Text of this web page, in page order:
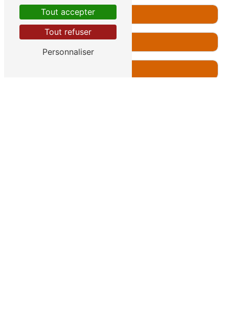
Tout accepter
Tout refuser
Personnaliser